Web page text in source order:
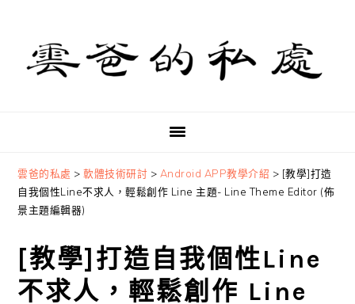
primary
navigation
content
primary
sidebar
雲爸的私處 >軟體技術研討 > Android APP教學介紹 > [教學]打造
自我個性Line不求人，輕鬆創作 Line 主題- Line Theme Editor (佈
景主題編輯器)
[教學]打造自我個性Line
不求人，輕鬆創作 Line